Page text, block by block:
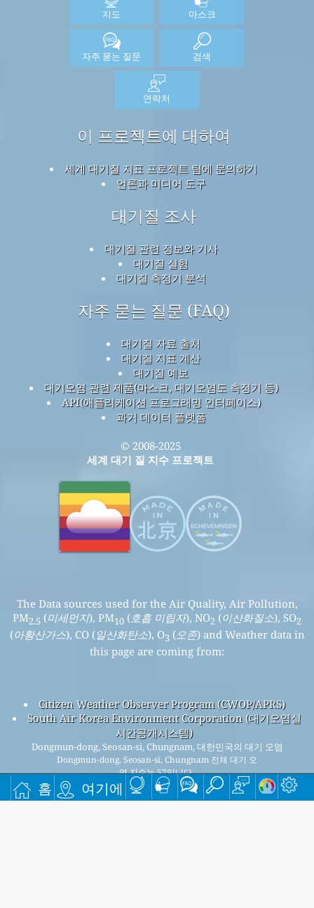
홈 여기에
지도 마스크
자주 묻는 질문 검색
연락처
이 프로젝트에 대하여
세계 대기질 지표 프로젝트 팀에 문의하기
언론과 미디어 도구
대기질 조사
대기질 관련 정보와 기사
대기질 실험
대기질 측정기 분석
자주 묻는 질문 (FAQ)
대기질 자료 출처
대기질 지표 계산
대기질 예보
대기오염 관련 제품(마스크, 대기오염도 측정기 등)
API(애플리케이션 프로그래밍 인터페이스)
과거 데이터 플랫폼
© 2008-2025
세계 대기 질 지수 프로젝트
The Data sources used for the Air Quality, Air Pollution,
PM2.5 (미세먼지), PM10 (호흡 미립자), NO2 (이산화질소), SO2
(아황산가스), CO (일산화탄소), O3 (오존) and Weather data in
this page are coming from:
Citizen Weather Observer Program (CWOP/APRS)
South Air Korea Environment Corporation (대기오염실
시간공개시스템)
Dongmun-dong, Seosan-si, Chungnam, 대한민국의 대기 오염
Dongmun-dong, Seosan-si, Chungnam 전체 대기 오
염 지수는 57입니다.
Dongmun-dong, Seosan-si, Chungnam PM2.5
(미세먼지) AQI 57
입니다 - Dongmun-dong, Seosan-si, Chungnam PM
10 (호흡 미립